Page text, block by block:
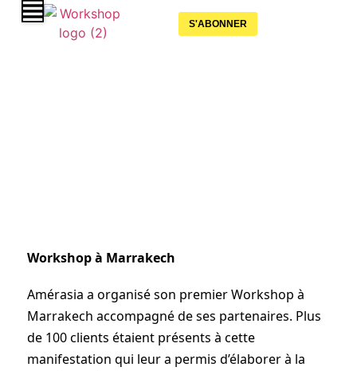
S'ABONNER
Workshop à Marrakech
Amérasia a organisé son premier Workshop à
Marrakech accompagné de ses partenaires. Plus
de 100 clients étaient présents à cette
manifestation qui leur a permis d’élaborer à la